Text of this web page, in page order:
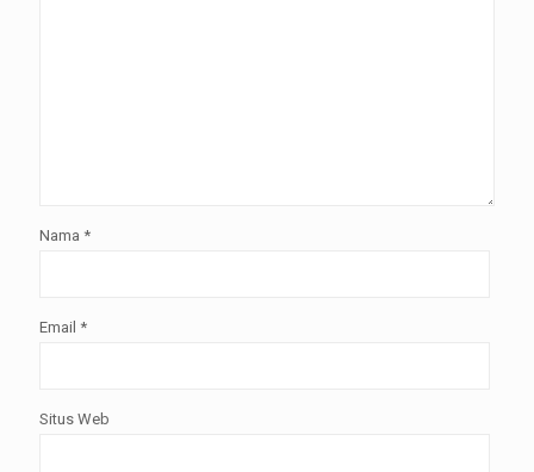
Nama *
Email *
Situs Web